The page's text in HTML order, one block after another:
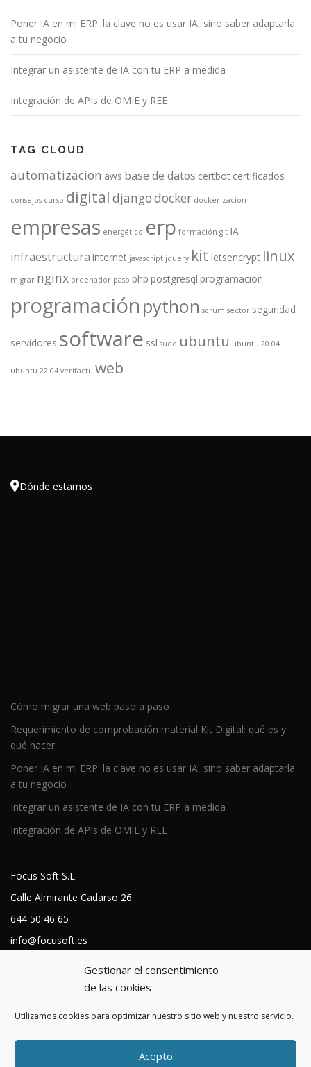
Gestionar el consentimiento
de las cookies
Utilizamos cookies para optimizar nuestro sitio web y nuestro servicio.
Acepto
Poner IA en mi ERP: la clave no es usar IA, sino saber adaptarla
a tu negocio
Integrar un asistente de IA con tu ERP a medida
Integración de APIs de OMIE y REE
TAG CLOUD
automatizacion aws base de datos certbot certificados
consejos curso digital djangodocker dockerizacion
empresas energético erp formación git IA
infraestructura internet javascript jquery kit letsencrypt linux
migrar nginx ordenador paso php postgresql programacion
programación python scrum sector seguridad
servidores software ssl sudo ubuntu ubuntu 20.04
ubuntu 22.04 verifactu web
Dónde estamos
Cómo migrar una web paso a paso
Requerimiento de comprobación material Kit Digital: qué es y
qué hacer
Poner IA en mi ERP: la clave no es usar IA, sino saber adaptarla
a tu negocio
Integrar un asistente de IA con tu ERP a medida
Integración de APIs de OMIE y REE
Focus Soft S.L.
Calle Almirante Cadarso 26
644 50 46 65
info@focusoft.es
Política de cookies